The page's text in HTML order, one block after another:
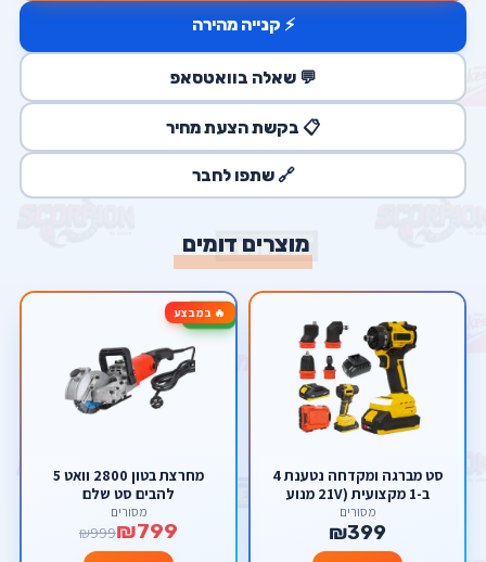
⚡ קנייה מהירה
💬 שאלה בוואטסאפ
📋 בקשת הצעת מחיר
🔗 שתפו לחבר
מוצרים דומים
סט מברגה ומקדחה נטענת 4
ב-1 מקצועית (21V מנוע
Brushless) – פוטר מתחלף
וראשים לזוויות קשות מבית
סקורפיון
מסורים
₪399
🔥 במבצע-20%
מחרצת בטון 2800 וואט 5
להבים סט שלם
מסורים
₪799
₪999